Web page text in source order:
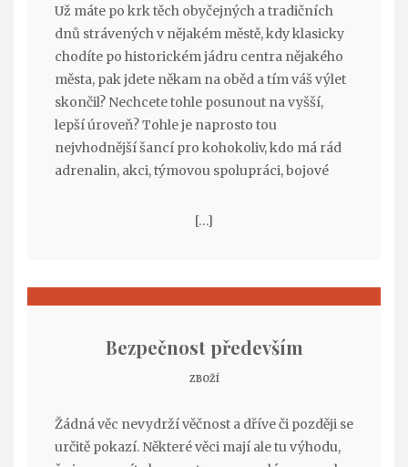
Už máte po krk těch obyčejných a tradičních
dnů strávených v nějakém městě, kdy klasicky
chodíte po historickém jádru centra nějakého
města, pak jdete někam na oběd a tím váš výlet
skončil? Nechcete tohle posunout na vyšší,
lepší úroveň? Tohle je naprosto tou
nejvhodnější šancí pro kohokoliv, kdo má rád
adrenalin, akci, týmovou spolupráci, bojové
[…]
Bezpečnost především
ZBOŽÍ
Žádná věc nevydrží věčnost a dříve či později se
určitě pokazí. Některé věci mají ale tu výhodu,